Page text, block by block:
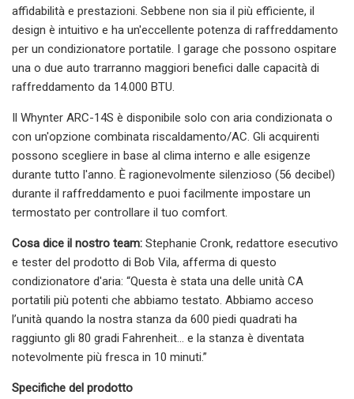
affidabilità e prestazioni. Sebbene non sia il più efficiente, il
design è intuitivo e ha un'eccellente potenza di raffreddamento
per un condizionatore portatile. I garage che possono ospitare
una o due auto trarranno maggiori benefici dalle capacità di
raffreddamento da 14.000 BTU.
Il Whynter ARC-14S è disponibile solo con aria condizionata o
con un'opzione combinata riscaldamento/AC. Gli acquirenti
possono scegliere in base al clima interno e alle esigenze
durante tutto l'anno. È ragionevolmente silenzioso (56 decibel)
durante il raffreddamento e puoi facilmente impostare un
termostato per controllare il tuo comfort.
Cosa dice il nostro team: Stephanie Cronk, redattore esecutivo
e tester del prodotto di Bob Vila, afferma di questo
condizionatore d'aria: “Questa è stata una delle unità CA
portatili più potenti che abbiamo testato. Abbiamo acceso
l’unità quando la nostra stanza da 600 piedi quadrati ha
raggiunto gli 80 gradi Fahrenheit… e la stanza è diventata
notevolmente più fresca in 10 minuti.”
Specifiche del prodotto